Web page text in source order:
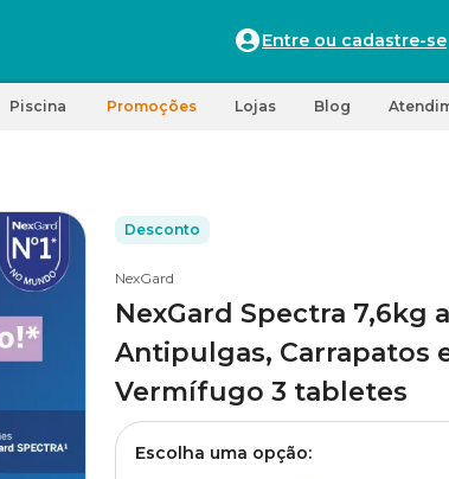
Entre ou cadastre-se
Piscina Promoções Lojas Blog
Desconto
NexGard
NexGard Spectra 7,6kg
Antipulgas, Carrapatos
Vermífugo 3 tabletes
Escolha uma opção: